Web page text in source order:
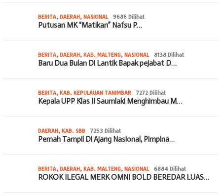
BERITA, DAERAH, NASIONAL 9686 Dilihat
Putusan MK “Matikan” Nafsu P…
BERITA, DAERAH, KAB. MALTENG, NASIONAL 8138 Dilihat
Baru Dua Bulan Di Lantik Bapak pejabat D…
BERITA, KAB. KEPULAUAN TANIMBAR 7272 Dilihat
Kepala UPP Klas II Saumlaki Menghimbau M…
DAERAH, KAB. SBB 7253 Dilihat
Pernah Tampil Di Ajang Nasional, Pimpina…
BERITA, DAERAH, KAB. MALTENG, NASIONAL 6884 Dilihat
ROKOK ILEGAL MERK OMNI BOLD BEREDAR LUAS…